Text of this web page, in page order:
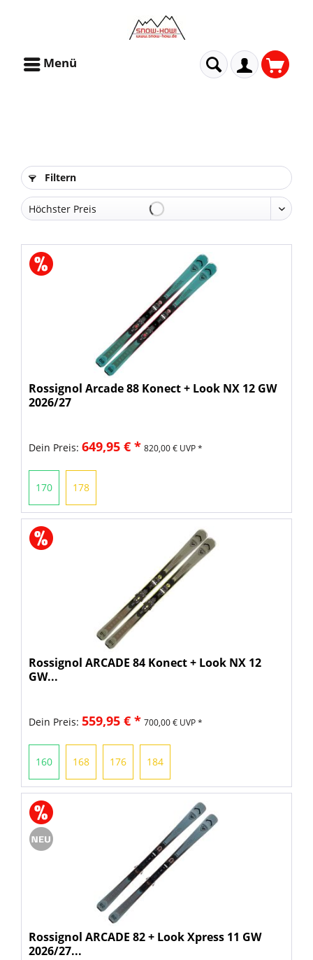
Menü
Filtern
Rossignol Arcade 88 Konect + Look NX 12 GW
2026/27
Dein Preis: 649,95 € * 820,00 € UVP *
170 178
Rossignol ARCADE 84 Konect + Look NX 12
GW...
Dein Preis: 559,95 € * 700,00 € UVP *
160 168 176 184
Rossignol ARCADE 82 + Look Xpress 11 GW
2026/27...